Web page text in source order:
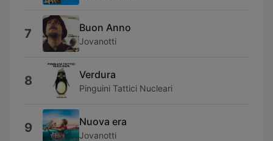
7 Buon Anno
Jovanotti
8 Verdura
Pinguini Tattici Nucleari
9 Nuova era
Jovanotti